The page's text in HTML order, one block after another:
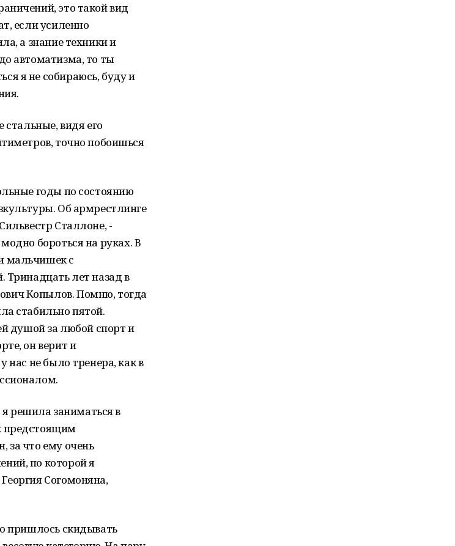
это такой вид
если усиленно
а знание техники и
автоматизма, то ты
я не собираюсь, буду и
стальные, видя его
точно побоишься
годы по состоянию
Об армрестлинге
Сталлоне, -
бороться на руках. В
мальчишек с
Тринадцать лет назад в
Копылов. Помню, тогда
стабильно пятой.
душой за любой спорт и
он верит и
нас не было тренера, как в
я решила заниматься в
предстоящим
за что ему очень
по которой я
Согомоняна,
пришлось скидывать